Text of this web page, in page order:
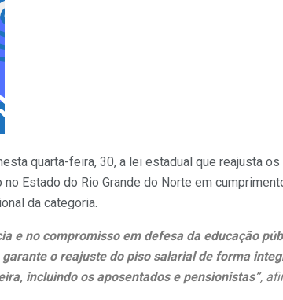
quarta-feira, 30, a lei estadual que reajusta
Estado do Rio Grande do Norte em
da categoria.
e no compromisso em defesa da educação
garante o reajuste do piso salarial de forma
incluindo os aposentados e pensionistas”,